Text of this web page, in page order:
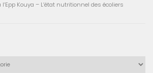
Kouya – L’état nutritionnel des écoliers